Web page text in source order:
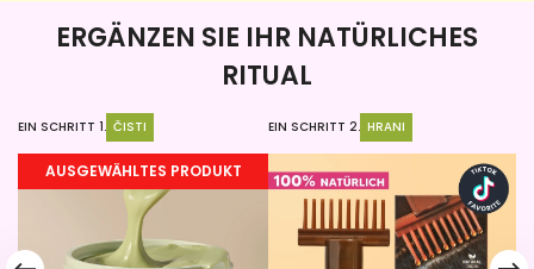
ERGÄNZEN SIE IHR NATÜRLICHES
RITUAL
EIN SCHRITT 1. ČISTI
AUSGEWÄHLTES PRODUKT
EIN SCHRITT 2. HRANI